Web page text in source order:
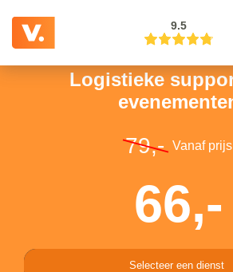
9.5
Logistieke
79,- Vanaf prijs
66,-
Selecteer een dienst